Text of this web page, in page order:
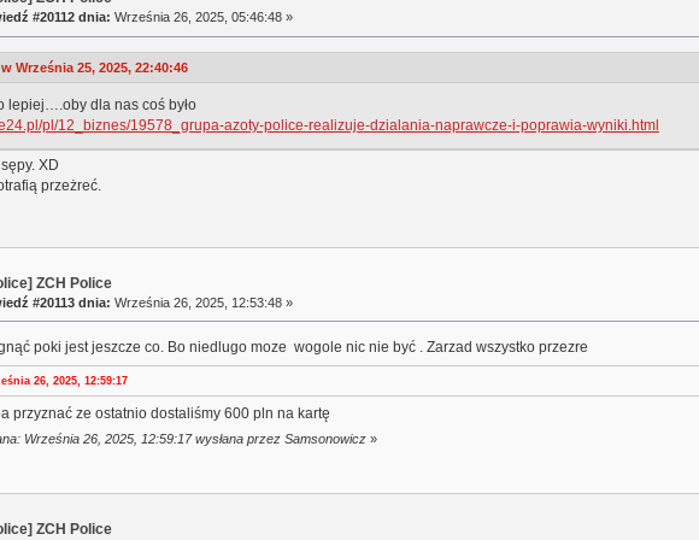
#20112 dnia: Września 26, 2025, 05:46:48 »
Września 25, 2025, 22:40:46
lepiej….oby dla nas coś było
pl/12_biznes/19578_grupa-azoty-police-realizuje-dzialania-naprawcze-i-poprawia-wyniki.html
XD
przeżreć.
ZCH Police
#20113 dnia: Września 26, 2025, 12:53:48 »
poki jest jeszcze co. Bo niedlugo moze wogole nic nie być . Zarzad wszystko przezre
26, 2025, 12:59:17
przyznać ze ostatnio dostaliśmy 600 pln na kartę
Września 26, 2025, 12:59:17 wysłana przez Samsonowicz»
ZCH Police